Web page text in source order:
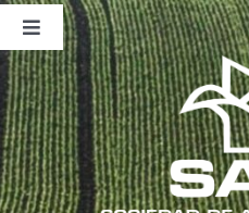
Saltar
contenido
Toggle
Navigation
Nosotros
Publicaciones
Sala de Prensa
Eventos